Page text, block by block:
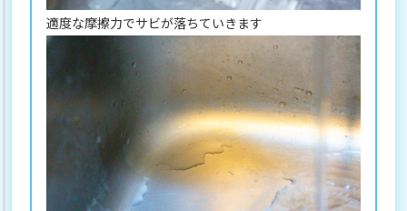
適度な摩擦力でサビが落ちていきます